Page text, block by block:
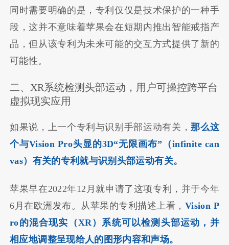
同时需要明确的是，专利仅仅是技术保护的一种手
段，这并不意味着苹果会在短期内推出智能戒指产
品，但从该专利为未来可能的交互方式提供了新的
可能性。
二、XR系统检测头部运动，用户可操控跨平台
虚拟现实应用
如果说，上一个专利与识别手部运动有关，那么这
个与Vision Pro头显的3D“无限画布”（infinite can
vas）有关的专利就与识别头部运动有关。
苹果早在2022年12月就申请了这项专利，并于今年
6月在欧洲发布。从苹果的专利描述上看， Vision P
ro的混合现实（XR）系统可以检测头部运动，并
相应地调整呈现给人的图形内容和声场。